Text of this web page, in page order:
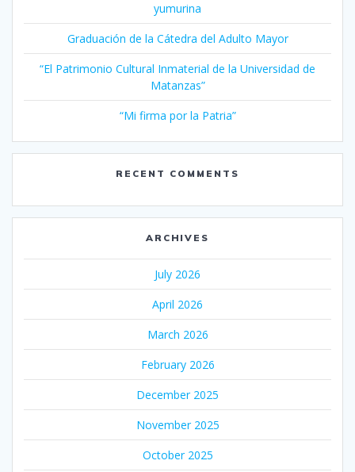
yumurina
Graduación de la Cátedra del Adulto Mayor
“El Patrimonio Cultural Inmaterial de la Universidad de
Matanzas”
“Mi firma por la Patria”
RECENT COMMENTS
ARCHIVES
July 2026
April 2026
March 2026
February 2026
December 2025
November 2025
October 2025